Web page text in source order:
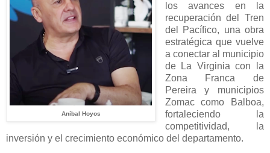
Aníbal Hoyos
los avances en la
recuperación del Tren
del Pacífico, una obra
estratégica que vuelve
a conectar al municipio
de La Virginia con la
Zona Franca de
Pereira y municipios
Zomac como Balboa,
fortaleciendo la
competitividad, la
inversión y el crecimiento económico del departamento.